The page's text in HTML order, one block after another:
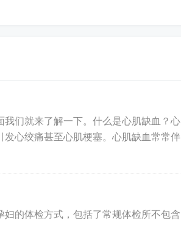
。
们就来了解一下。什么是心肌缺血？心
心绞痛甚至心肌梗塞。心肌缺血常常伴
的体检方式，包括了常规体检所不包含